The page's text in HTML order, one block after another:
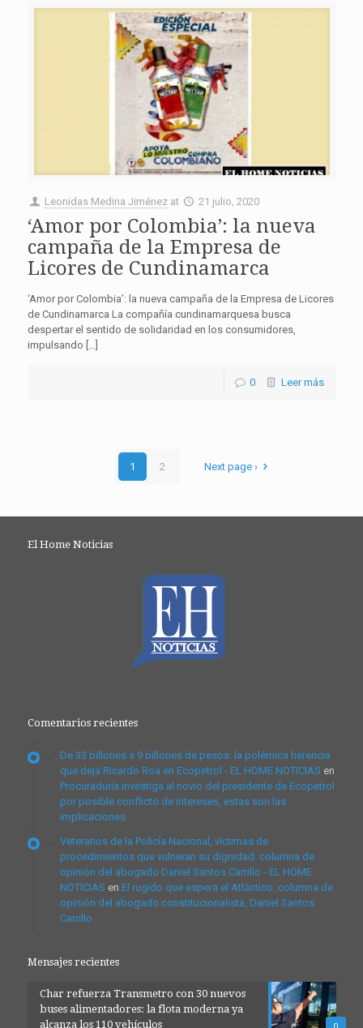
Leonidas Medina Jiménez at 21 julio, 2020
‘Amor por Colombia’: la nueva
campaña de la Empresa de
Licores de Cundinamarca
‘Amor por Colombia’: la nueva campaña de la Empresa de Licores
de Cundinamarca La compañía cundinamarquesa busca
despertar el sentido de solidaridad en los consumidores,
impulsando […]
0 Leer más
1 2 Next page ›
El Home Noticias
Comentarios recientes
De 33 billones a 9 billones de pesos: la polémica herencia
que deja Ricardo Roa en Ecopetrol - EL HOME NOTICIAS en
Procuraduría investiga al novio del presidente de Ecopetrol
por posible conflicto de intereses, estas son las
implicaciones
Veteranos de la Policía Nacional, víctimas de
procedimientos que vulneran su dignidad: columna de
opinión del abogado Daniel Santos Carrillo - EL HOME
NOTICIAS en El rugido que espera el Atlántico: columna de
opinión del abogado constitucionalista, Daniel Santos
Carrillo
Mensajes recientes
Char refuerza Transmetro con 30 nuevos
buses alimentadores: la flota moderna ya
alcanza los 110 vehículos